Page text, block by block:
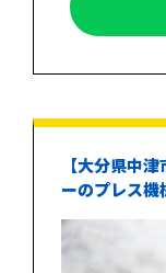
【大分県中
ーのプレス